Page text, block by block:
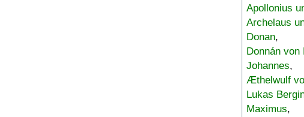
Apollonius
Archelaus
Donan,
Donnán von
Johannes,
Æthelwulf
Lukas
Maximus,